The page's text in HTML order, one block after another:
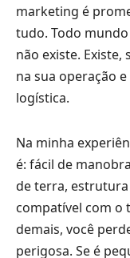
marketing é
tudo. Todo
não existe.
na sua operação
logística.
Na minha
é: fácil de
de terra,
compatível com o
demais, você
perigosa. Se é